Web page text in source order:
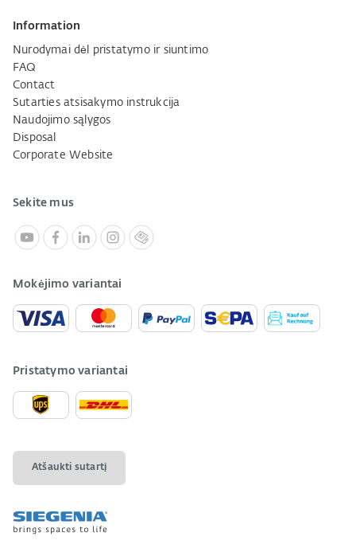
Information
Nurodymai dėl pristatymo ir siuntimo
FAQ
Contact
Sutarties atsisakymo instrukcija
Naudojimo sąlygos
Disposal
Corporate Website
Sekite mus
Mokėjimo variantai
Pristatymo variantai
Atšaukti sutartį